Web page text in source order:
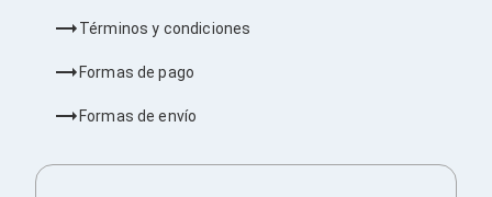
Home Theater
Proyectores
Soportes de Proyectores
Maletines para Proyectores
Pantallas de Proyección
Términos y condiciones
Formas de pago
Formas de envío